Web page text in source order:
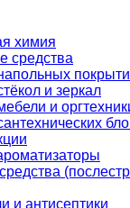
химия
средства
и зеркал
и
и антисептики